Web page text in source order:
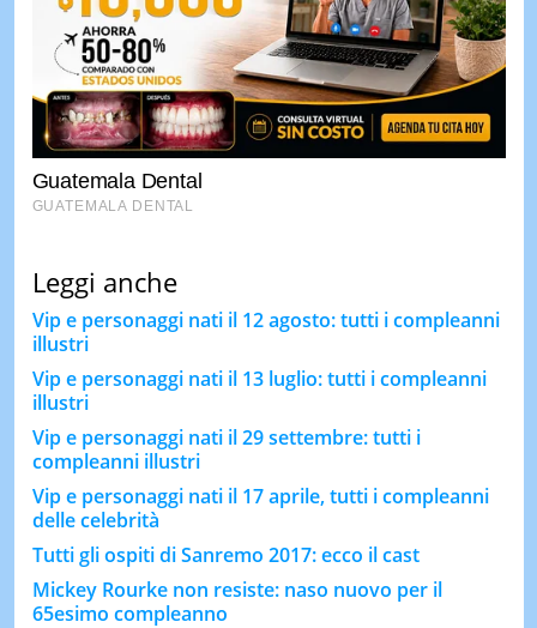
Leggi anche
Vip e personaggi nati il 12 agosto: tutti i compleanni
illustri
Vip e personaggi nati il 13 luglio: tutti i compleanni
illustri
Vip e personaggi nati il 29 settembre: tutti i
compleanni illustri
Vip e personaggi nati il 17 aprile, tutti i compleanni
delle celebrità
Tutti gli ospiti di Sanremo 2017: ecco il cast
Mickey Rourke non resiste: naso nuovo per il
65esimo compleanno